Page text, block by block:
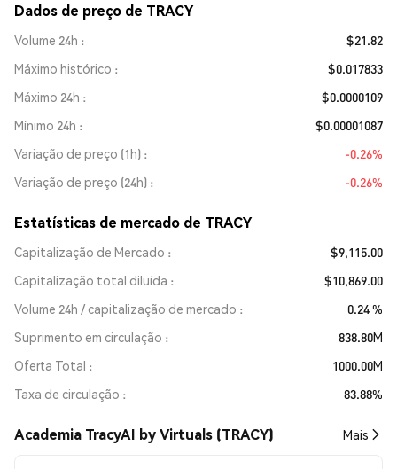
Dados de preço de TRACY
Volume 24h
$21.82
Máximo histórico
$0.017833
Máximo 24h
$0.0000109
Mínimo 24h
$0.00001087
Variação de preço (1h)
-0.26%
Variação de preço (24h)
-0.26%
Estatísticas de mercado de TRACY
Capitalização de Mercado
$9,115.00
Capitalização total diluída
$10,869.00
Volume 24h / capitalização de mercado
0.24 %
Suprimento em circulação
838.80M
Oferta Total
1000.00M
Taxa de circulação
83.88%
Academia TracyAI by Virtuals (TRACY) Mais